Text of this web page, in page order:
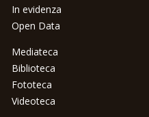
In evidenza
Open Data
Mediateca
Biblioteca
Fototeca
Videoteca